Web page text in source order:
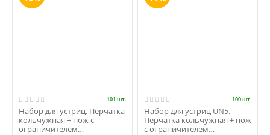
101 шт.
Набор для устриц. Перчатка
кольчужная + нож с
ограничителем
100 шт.
Набор для устриц UN5.
Перчатка кольчужная + нож
с ограничителем